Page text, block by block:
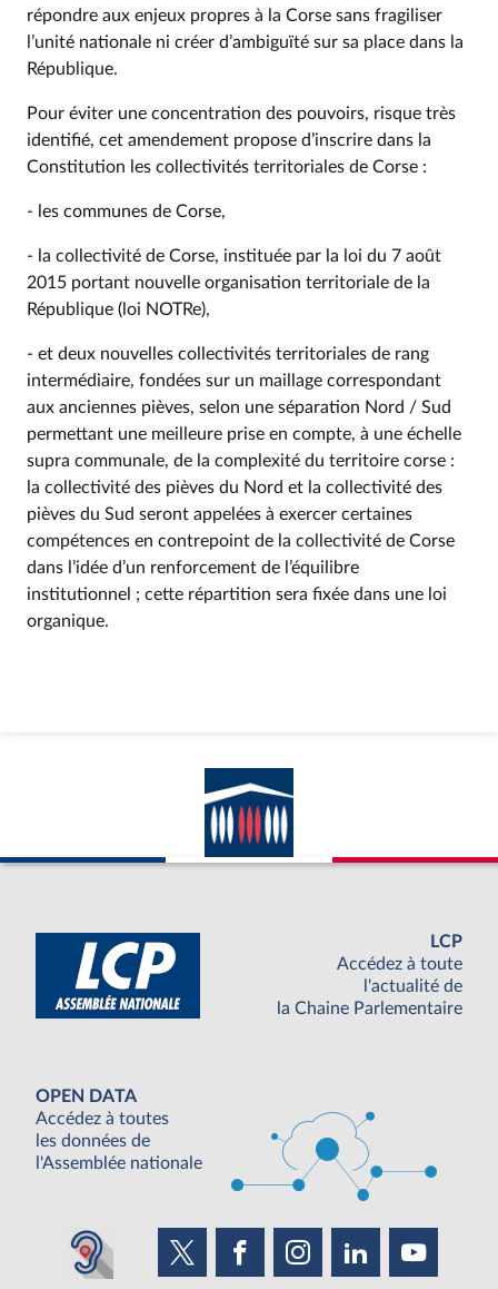
répondre aux enjeux propres à la Corse sans fragiliser
l’unité nationale ni créer d’ambiguïté sur sa place dans la
République.
Pour éviter une concentration des pouvoirs, risque très
identifié, cet amendement propose d’inscrire dans la
Constitution les collectivités territoriales de Corse :
- les communes de Corse,
- la collectivité de Corse, instituée par la loi du 7 août
2015 portant nouvelle organisation territoriale de la
République (loi NOTRe),
- et deux nouvelles collectivités territoriales de rang
intermédiaire, fondées sur un maillage correspondant
aux anciennes pièves, selon une séparation Nord / Sud
permettant une meilleure prise en compte, à une échelle
supra communale, de la complexité du territoire corse :
la collectivité des pièves du Nord et la collectivité des
pièves du Sud seront appelées à exercer certaines
compétences en contrepoint de la collectivité de Corse
dans l’idée d’un renforcement de l’équilibre
institutionnel ; cette répartition sera fixée dans une loi
organique.
LCP
Accédez à toute
l'actualité de
la Chaine Parlementaire
OPEN DATA
Accédez à toutes
les données de
l'Assemblée nationale